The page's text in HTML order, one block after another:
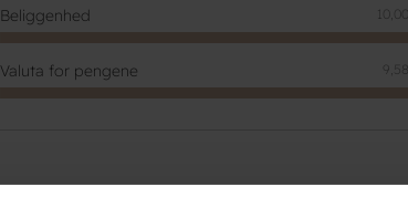
Beliggenhed
Valuta for pengene